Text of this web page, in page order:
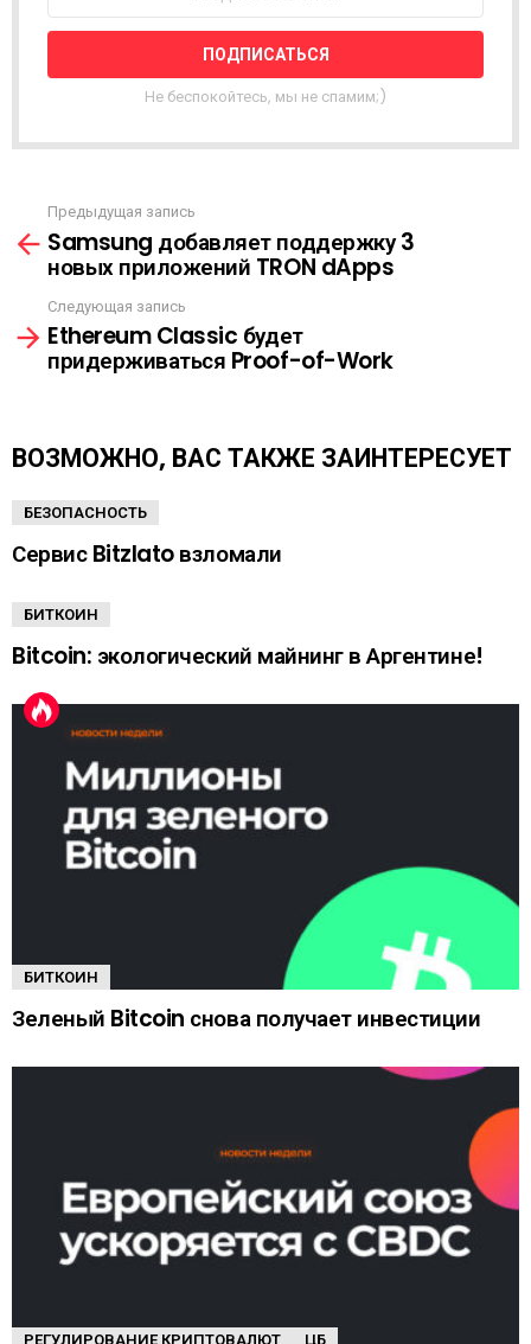
Т
Н
Я
А
С
Ы
Л
К
А
Не беспокойтесь, мы не спамим;)
м
е
щ
Предыдущая запись
Samsung добавляет поддержку 3
новых приложений TRON dApps
Следующая запись
Ethereum Classic будет
придерживаться Proof-of-Work
ВОЗМОЖНО, ВАС ТАКЖЕ ЗАИНТЕРЕСУЕТ
БЕЗОПАСНОСТЬ
Сервис Bitzlato взломали
БИТКОИН
Bitcoin: экологический майнинг в Аргентине!
БИТКОИН
Зеленый Bitcoin снова получает инвестиции